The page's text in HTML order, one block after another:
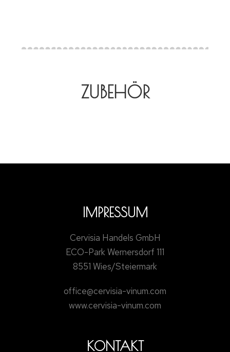
ZUBEHÖR
IMPRESSUM
Cervisia Handels GmbH
ECO-Park Wernersdorf 111
8551 Wies/Steiermark
office@cervisia-vinum.com
www.cervisia-vinum.com
KONTAKT